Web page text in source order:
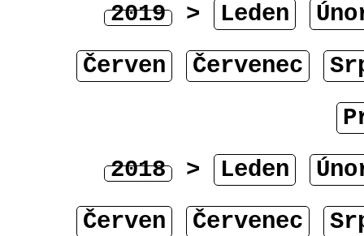
2019 > Leden
Červen
Červenec
2018 > Leden
Červen
Červenec